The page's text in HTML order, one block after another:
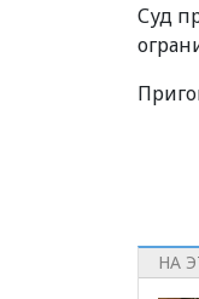
Суд
НА